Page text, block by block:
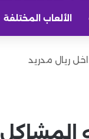
الألعاب المختلفة
ريال مدريد
المشاكل